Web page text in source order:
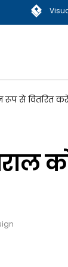
से वितरित करें